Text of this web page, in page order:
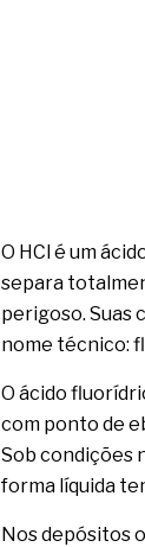
O HCl é um
separa
perigoso. Suas
nome técnico:
O ácido
com ponto de
Sob condições
forma líquida
Nos depósitos